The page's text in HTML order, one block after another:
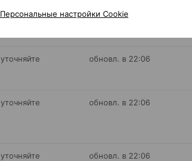
уточняйте обновл. в 22:06
уточняйте обновл. в 22:06
уточняйте обновл. в 22:06
Персональные настройки Cookie